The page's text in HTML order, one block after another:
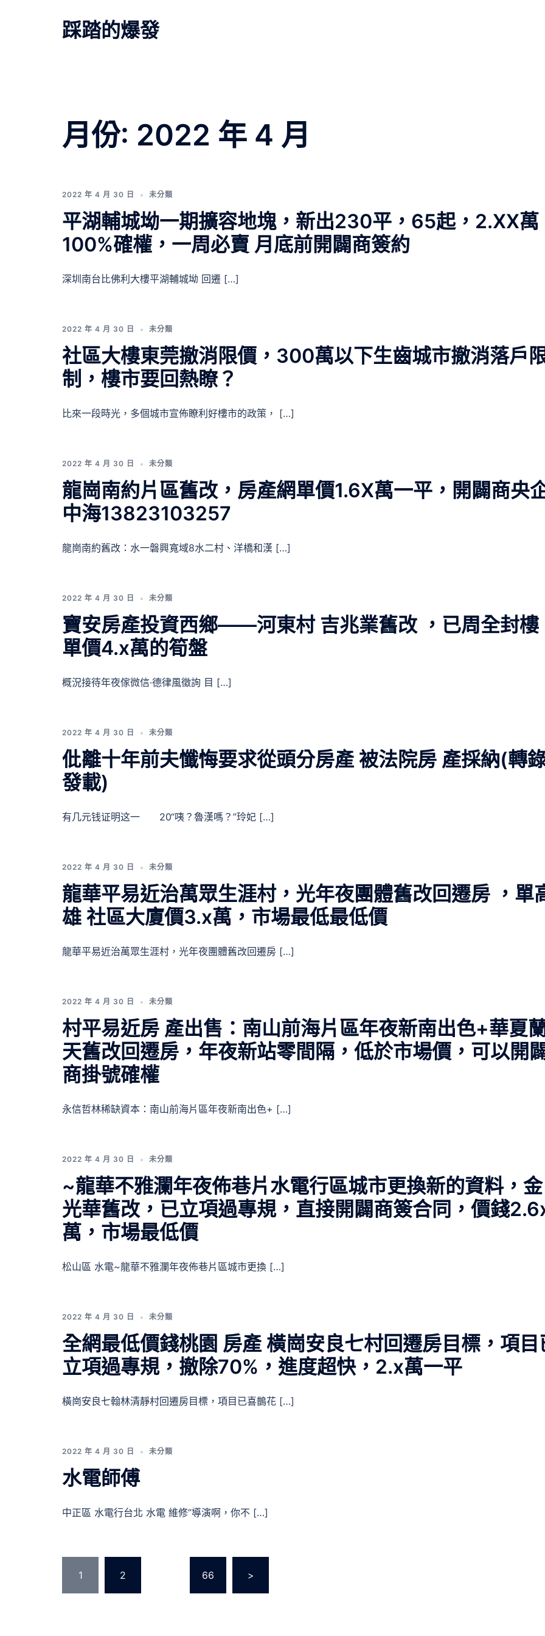
踩踏的爆發
月份: 2022 年 4 月
2022 年 4 月 30 日 未分類
平湖輔城坳一期擴容地塊，新出230平，65起，2.XX萬
100%確權，一周必賣 月底前開闢商簽約
深圳南台比佛利大樓平湖輔城坳 回遷 […]
2022 年 4 月 30 日 未分類
社區大樓東莞撤消限價，300萬以下生齒城市撤消落戶
制，樓市要回熱瞭？
比來一段時光，多個城市宣佈瞭利好樓市的政策， […]
2022 年 4 月 30 日 未分類
龍崗南約片區舊改，房產網單價1.6X萬一平，開闢商央
中海13823103257
龍崗南約舊改：水一磐興寬域8水二村、洋橋和漢 […]
2022 年 4 月 30 日 未分類
寶安房產投資西鄉——河東村 吉兆業舊改 ，已周全封樓
單價4.x萬的筍盤
概況接待年夜傢微信·德律風徵詢 目 […]
2022 年 4 月 30 日 未分類
仳離十年前夫懺悔要求從頭分房產 被法院房 產採納(轉
發載)
有几元钱证明这一 20“咦？魯漢嗎？”玲妃 […]
2022 年 4 月 30 日 未分類
龍華平易近治萬眾生涯村，光年夜團體舊改回遷房 ，單
雄 社區大廈價3.x萬，市場最低最低價
龍華平易近治萬眾生涯村，光年夜團體舊改回遷房 […]
2022 年 4 月 30 日 未分類
村平易近房 產出售：南山前海片區年夜新南出色+華夏
天舊改回遷房，年夜新站零間隔，低於市場價，可以開
商掛號確權
永信哲林稀缺資本：南山前海片區年夜新南出色+ […]
2022 年 4 月 30 日 未分類
~龍華不雅瀾年夜佈巷片水電行區城市更換新的資料，金
光華舊改，已立項過專規，直接開闢商簽合同，價錢
萬，市場最低價
松山區 水電~龍華不雅瀾年夜佈巷片區城市更換 […]
2022 年 4 月 30 日 未分類
全網最低價錢桃園 房產 橫崗安良七村回遷房目標，項目
立項過專規，撤除70%，進度超快，2.x萬一平
橫崗安良七翰林清靜村回遷房目標，項目已喜鵲花 […]
2022 年 4 月 30 日 未分類
水電師傅
中正區 水電行台北 水電 維修“導演啊，你不 […]
文
章
1 2 66 >